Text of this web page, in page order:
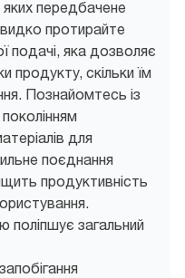
передбачене
протирайте
подачі, яка дозволяє
продукту, скільки їм
Познайомтесь із
для
поєднання
продуктивність
загальний